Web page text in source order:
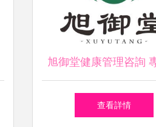
旭御堂健康管理咨詢
務點亮健康之路
查看詳情